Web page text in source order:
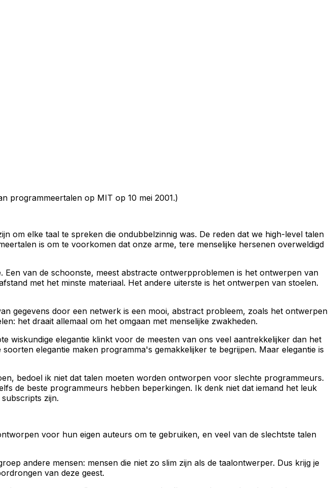
programmeertalen op MIT op 10 mei 2001.)
om elke taal te spreken die ondubbelzinnig was. De reden dat we high-level talen
is om te voorkomen dat onze arme, tere menselijke hersenen overweldigd
van de schoonste, meest abstracte ontwerpproblemen is het ontwerpen van
met het minste materiaal. Het andere uiterste is het ontwerpen van stoelen.
gegevens door een netwerk is een mooi, abstract probleem, zoals het ontwerpen
het draait allemaal om het omgaan met menselijke zwakheden.
wiskundige elegantie klinkt voor de meesten van ons veel aantrekkelijker dan het
elegantie maken programma's gemakkelijker te begrijpen. Maar elegantie is
bedoel ik niet dat talen moeten worden ontworpen voor slechte programmeurs.
de beste programmeurs hebben beperkingen. Ik denk niet dat iemand het leuk
zijn.
voor hun eigen auteurs om te gebruiken, en veel van de slechtste talen
andere mensen: mensen die niet zo slim zijn als de taalontwerper. Dus krijg je
van deze geest.